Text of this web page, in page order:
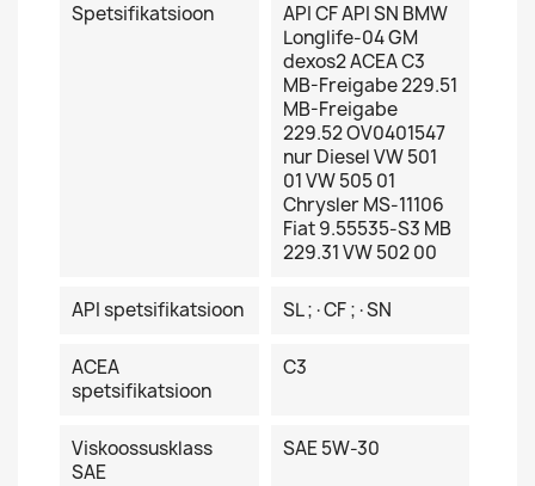
Spetsifikatsioon
API CF API SN BMW
Longlife-04 GM
dexos2 ACEA C3
MB-Freigabe 229.51
MB-Freigabe
229.52 OV0401547
nur Diesel VW 501
01 VW 505 01
Chrysler MS-11106
Fiat 9.55535-S3 MB
229.31 VW 502 00
API spetsifikatsioon SL ;·CF ;·SN
ACEA
spetsifikatsioon
C3
Viskoossusklass
SAE
SAE 5W-30